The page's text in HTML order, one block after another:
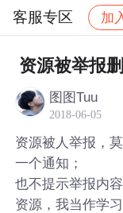
客服专区 加
社区 客服专区
资源被举报
图图Tuu
2018-06-05
资源被人举报，
一个通知；
也不提示举报内
资源，我当作学